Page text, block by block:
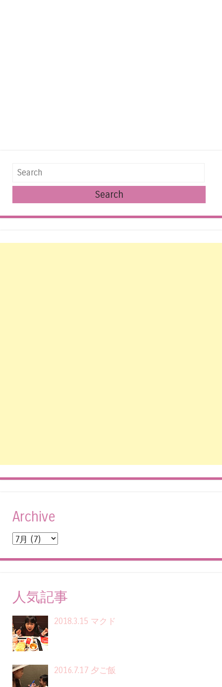
Search
Archive
人気記事
2018.3.15 マクド
2016.7.17 夕ご飯